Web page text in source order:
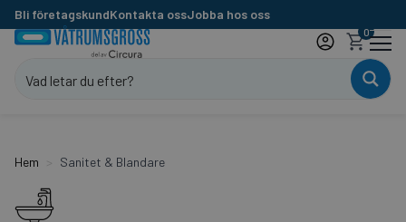
Bli företagskundKontakta ossJobba hos oss
0
Hem Sanitet & Blandare